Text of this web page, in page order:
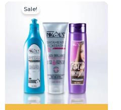
Sale!
was:
$ 90.000.
Current
is:
$ 84.000.